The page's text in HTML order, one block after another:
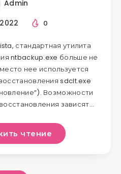
Admin
0
стандартная утилита
ntbackup.exe больше не
нее используется
sdclt.exe
Возможности
зависят…
чтение